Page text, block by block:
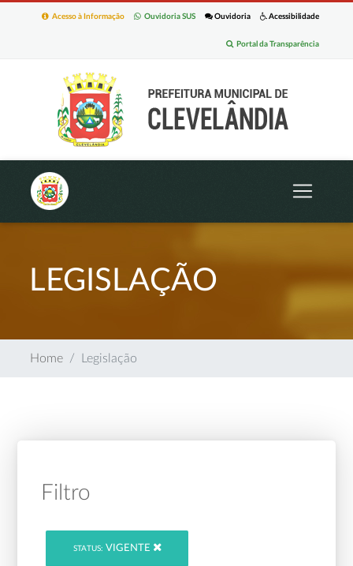
Acessibilidade
Ouvidoria
Ouvidoria SUS
Acesso à Informação
Portal da Transparência
LEGISLAÇÃO
Home Legislação
Filtro
STATUS: VIGENTE